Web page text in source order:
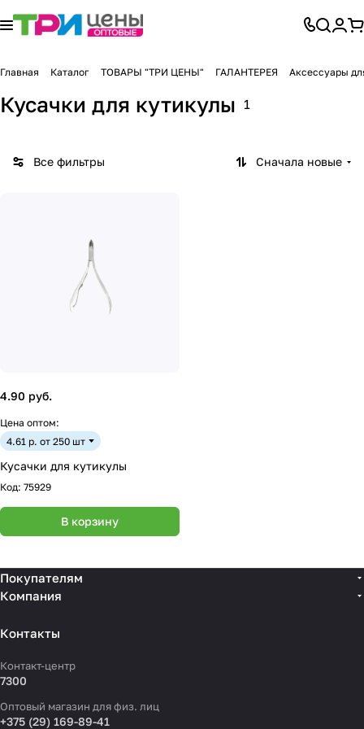
Главная Каталог ТОВАРЫ "ТРИ ЦЕНЫ" ГАЛАНТЕРЕЯ Аксессуары
Кусачки для кутикулы 1
Все фильтры Сначала новые
4.90 руб.
Цена оптом:
4.61 р. от 250 шт
Кусачки для кутикулы
Код: 75929
В корзину
Покупателям
Компания
Контакты
Контакт-центр
7300
Оптовый магазин для физ. лиц
+375 (29) 169-89-41